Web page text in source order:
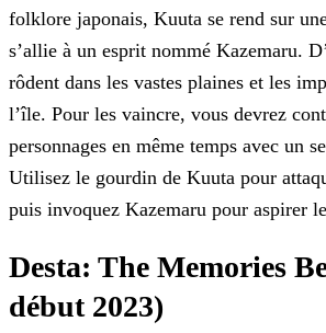
folklore japonais, Kuuta se rend sur
s’allie à un esprit nommé Kazemaru.
rôdent dans les vastes plaines et les
l’île. Pour les vaincre, vous devrez
personnages en même temps avec un
Utilisez le gourdin de Kuuta pour
puis invoquez Kazemaru pour aspirer
Desta: The Memories
début 2023)